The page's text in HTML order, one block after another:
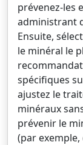
prévenez-les
administrant
Ensuite,
le minéral le
spécifiques
ajustez le
minéraux
prévenir le
(par